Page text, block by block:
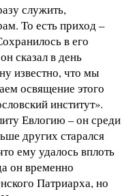
служить,
То есть приход –
в его
сказал в день
известно, что мы
освящение этого
институт».
Евлогию – он среди
других старался
ему удалось вплоть
он временно
Патриарха, но